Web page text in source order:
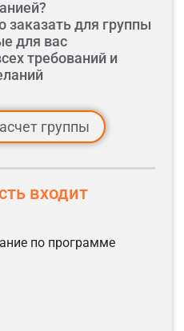
для группы
для вас
требований и
группы
входит
по программе